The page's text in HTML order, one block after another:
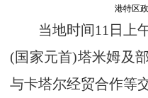
港特区
当地时间11日上午
(国家元首)塔米姆及
与卡塔尔经贸合作等